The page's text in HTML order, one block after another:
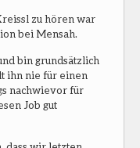
zu hören war
bei Mensah.
bin grundsätzlich
ihn nie für einen
nachwievor für
Job gut